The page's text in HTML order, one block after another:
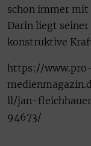
schon immer
Darin liegt seiner
konstruktive
https://www.pro-
ll/jan-
94673/